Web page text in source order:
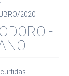
2020
-
curtidas